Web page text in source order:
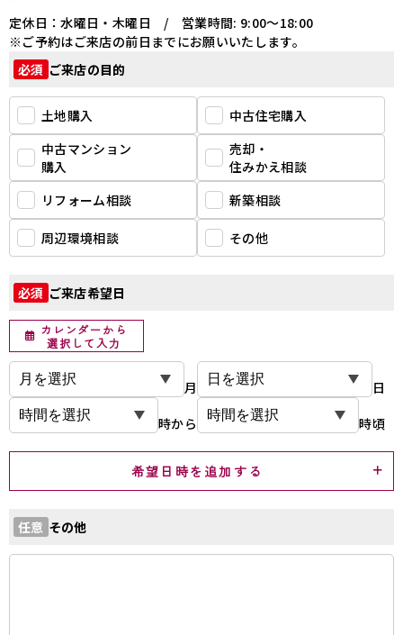
定休日：水曜日・木曜日 / 営業時間: 9:00～18:00
※ご予約はご来店の前日までにお願いいたします。
必須 ご来店の目的
土地購入
中古住宅購入
中古マンション
購入
売却・
住みかえ相談
リフォーム相談
新築相談
周辺環境相談 その他
必須 ご来店希望日
カレンダーから
選択して入力
月
日
時から
時頃
希望日時を追加する
任意 その他